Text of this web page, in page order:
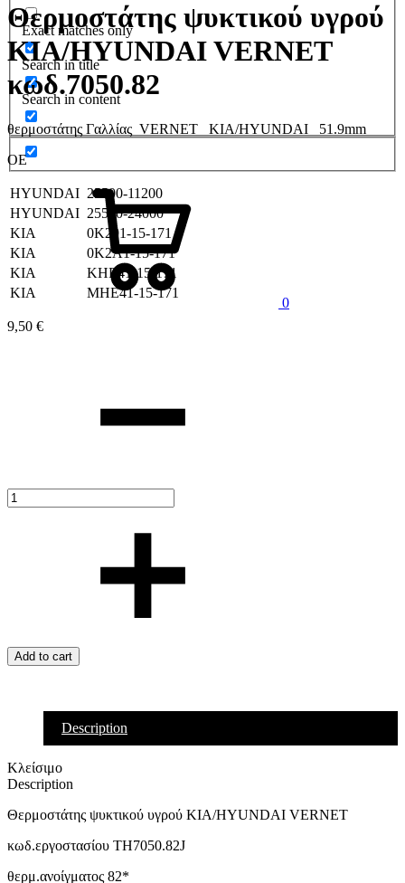
Exact matches only
Search in title
Search in content
0
Θερμοστάτης ψυκτικού υγρού
KIA/HYUNDAI VERNET
κωδ.7050.82
θερμοστάτης Γαλλίας VERNET KIA/HYUNDAI 51.9mm
OE
HYUNDAI 25500-11200
HYUNDAI 25500-24000
KIA
0K201-15-171
KIA
0K2A1-15-171
KIA
KHE41-15-171
KIA
MHE41-15-171
9,50 €
Add to cart
Description
Κλείσιμο
Description
Θερμοστάτης ψυκτικού υγρού KIA/HYUNDAI VERNET
κωδ.εργοστασίου TH7050.82J
θερμ.ανοίγματος 82*